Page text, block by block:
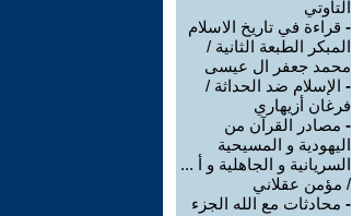
التاوتي
- قراءة في تاريخ الاسلام
المبكر الطبعة الثانية /
محمد جعفر ال عيسى
- الإسلام ضد الحداثة /
فرغان أزيهاري
- مصادر القرآن من
اليهودية و المسيحية
السريانية و الجاهلية و أ ...
/ مؤمن عقلاني
- محادثات مع الله الجزء